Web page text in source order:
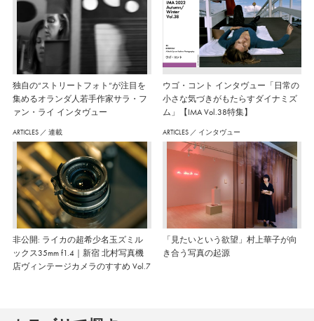
独自の“ストリートフォト”が注目を
集めるオランダ人若手作家サラ・フ
ァン・ライ インタヴュー
ウゴ・コント インタヴュー「日常の
小さな気づきがもたらすダイナミズ
ム」【IMA Vol.38特集】
ARTICLES ／ 連載
非公開: ライカの超希少名玉ズミル
ックス35mm f1.4｜新宿 北村写真機
店ヴィンテージカメラのすすめ Vol.7
ARTICLES ／ インタヴュー
「見たいという欲望」村上華子が向
き合う写真の起源